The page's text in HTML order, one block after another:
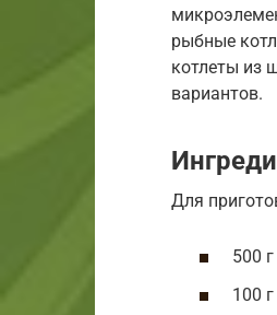
рыбные
котлеты из
вариантов.
Для
500
100